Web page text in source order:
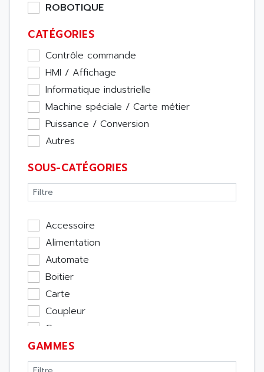
ROBOTIQUE
CATÉGORIES
Contrôle commande
HMI / Affichage
Informatique industrielle
Machine spéciale / Carte métier
Puissance / Conversion
Autres
SOUS-CATÉGORIES
Accessoire
Alimentation
Automate
Boitier
Carte
Coupleur
Cpu
Ecran
Entrée / Sortie
GAMMES